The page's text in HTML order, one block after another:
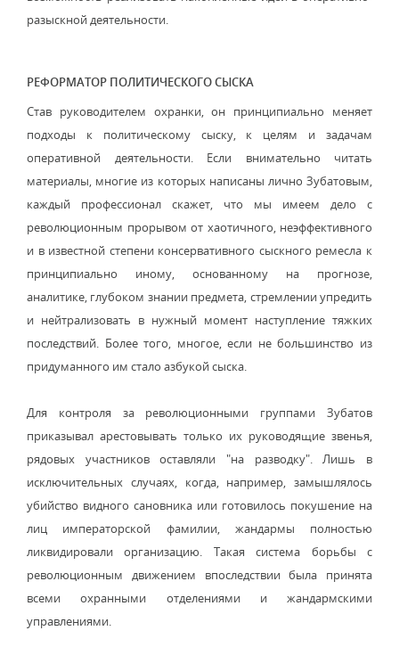
разыскной деятельности.
РЕФОРМАТОР ПОЛИТИЧЕСКОГО СЫСКА
Став руководителем охранки, он принципиально меняет
подходы к политическому сыску, к целям и задачам
оперативной деятельности. Если внимательно читать
материалы, многие из которых написаны лично Зубатовым,
каждый профессионал скажет, что мы имеем дело с
революционным прорывом от хаотичного, неэффективного
и в известной степени консервативного сыскного ремесла к
принципиально иному, основанному на прогнозе,
аналитике, глубоком знании предмета, стремлении упредить
и нейтрализовать в нужный момент наступление тяжких
последствий. Более того, многое, если не большинство из
придуманного им стало азбукой сыска.
Для контроля за революционными группами Зубатов
приказывал арестовывать только их руководящие звенья,
рядовых участников оставляли "на разводку". Лишь в
исключительных случаях, когда, например, замышлялось
убийство видного сановника или готовилось покушение на
лиц императорской фамилии, жандармы полностью
ликвидировали организацию. Такая система борьбы с
революционным движением впоследствии была принята
всеми охранными отделениями и жандармскими
управлениями.